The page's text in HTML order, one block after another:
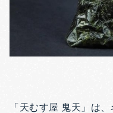
「天むす屋 鬼天」は